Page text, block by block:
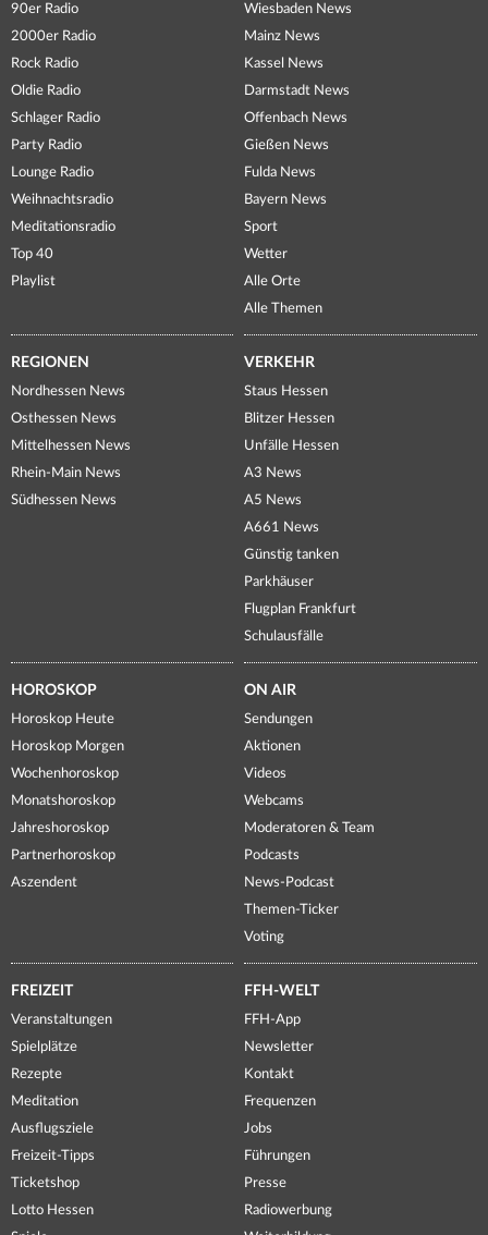
90er Radio
2000er Radio
Rock Radio
Oldie Radio
Schlager Radio
Party Radio
Lounge Radio
Weihnachtsradio
Meditationsradio
Top 40
Playlist
Wiesbaden News
Mainz News
Kassel News
Darmstadt News
Offenbach News
Gießen News
Fulda News
Bayern News
Sport
Wetter
Alle Orte
Alle Themen
REGIONEN
Nordhessen News
Osthessen News
Mittelhessen News
Rhein-Main News
Südhessen News
VERKEHR
Staus Hessen
Blitzer Hessen
Unfälle Hessen
A3 News
A5 News
A661 News
Günstig tanken
Parkhäuser
Flugplan Frankfurt
Schulausfälle
HOROSKOP
Horoskop Heute
Horoskop Morgen
Wochenhoroskop
Monatshoroskop
Jahreshoroskop
Partnerhoroskop
Aszendent
ON AIR
Sendungen
Aktionen
Videos
Webcams
Moderatoren & Team
Podcasts
News-Podcast
Themen-Ticker
Voting
FREIZEIT
Veranstaltungen
Spielplätze
Rezepte
Meditation
Ausflugsziele
Freizeit-Tipps
Ticketshop
Lotto Hessen
FFH-WELT
FFH-App
Newsletter
Kontakt
Frequenzen
Jobs
Führungen
Presse
Radiowerbung